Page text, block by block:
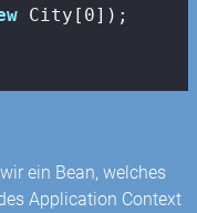
City[ 0]);
ein Bean, welches
Application Context